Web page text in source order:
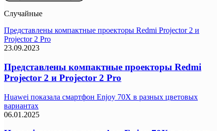
Случайные
Представлены компактные проекторы Redmi Projector 2 и
Projector 2 Pro
23.09.2023
Представлены компактные проекторы Redmi
Projector 2 и Projector 2 Pro
Huawei показала смартфон Enjoy 70X в разных цветовых
вариантах
06.01.2025